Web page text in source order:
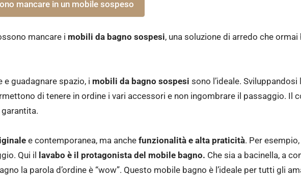
mancare in un mobile sospeso
mancare i mobili da bagno sospesi, una soluzione di arredo che
e guadagnare spazio, i mobili da bagno sospesi sono l’ideale.
di tenere in ordine i vari accessori e non ingombrare il passaggio. Il
e contemporanea, ma anche funzionalità e alta praticità. Per
Qui il
lavabo è il protagonista del mobile bagno. Che sia a bacinella, a
la parola d’ordine è “wow”. Questo mobile bagno è l’ideale per tutti gli